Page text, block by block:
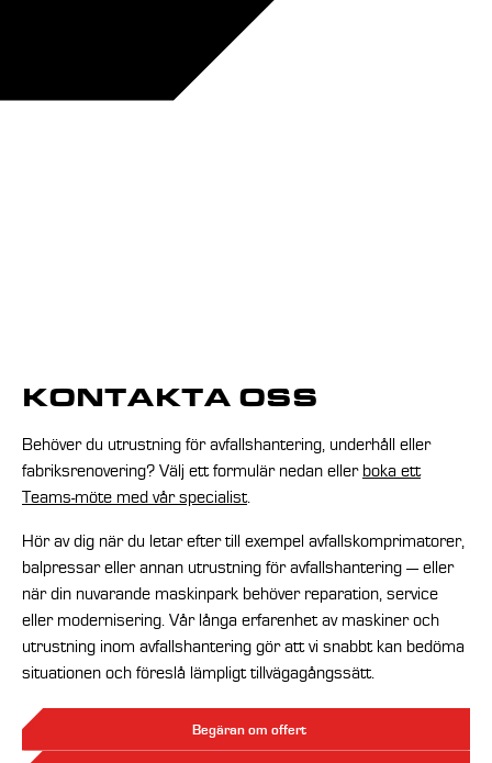
KONTAKTA OSS
Behöver du utrustning för avfallshantering, underhåll eller
fabriksrenovering? Välj ett formulär nedan eller boka ett
Teams-möte med vår specialist.
Hör av dig när du letar efter till exempel avfallskomprimatorer,
balpressar eller annan utrustning för avfallshantering — eller
när din nuvarande maskinpark behöver reparation, service
eller modernisering. Vår långa erfarenhet av maskiner och
utrustning inom avfallshantering gör att vi snabbt kan bedöma
situationen och föreslå lämpligt tillvägagångssätt.
Begäran om offert